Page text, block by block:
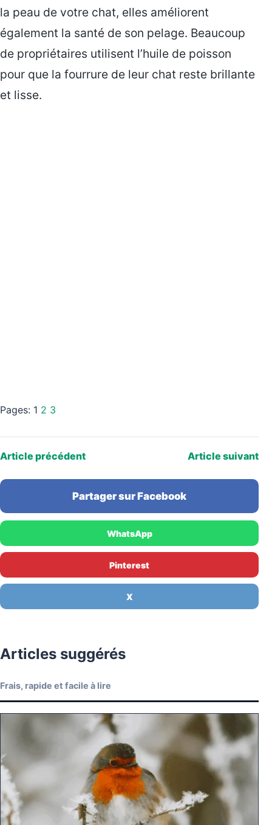
la peau de votre chat, elles améliorent
également la santé de son pelage. Beaucoup
de propriétaires utilisent l’huile de poisson
pour que la fourrure de leur chat reste brillante
et lisse.
Pages: 1 2 3
Article précédent Article suivant
Partager sur Facebook
WhatsApp
Pinterest
X
Articles suggérés
Frais, rapide et facile à lire